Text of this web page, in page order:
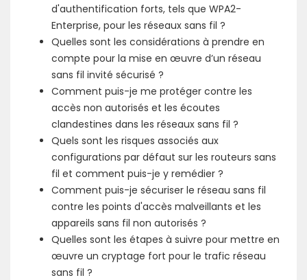
d'authentification forts, tels que WPA2-
Enterprise, pour les réseaux sans fil ?
Quelles sont les considérations à prendre en
compte pour la mise en œuvre d’un réseau
sans fil invité sécurisé ?
Comment puis-je me protéger contre les
accès non autorisés et les écoutes
clandestines dans les réseaux sans fil ?
Quels sont les risques associés aux
configurations par défaut sur les routeurs sans
fil et comment puis-je y remédier ?
Comment puis-je sécuriser le réseau sans fil
contre les points d'accès malveillants et les
appareils sans fil non autorisés ?
Quelles sont les étapes à suivre pour mettre en
œuvre un cryptage fort pour le trafic réseau
sans fil ?